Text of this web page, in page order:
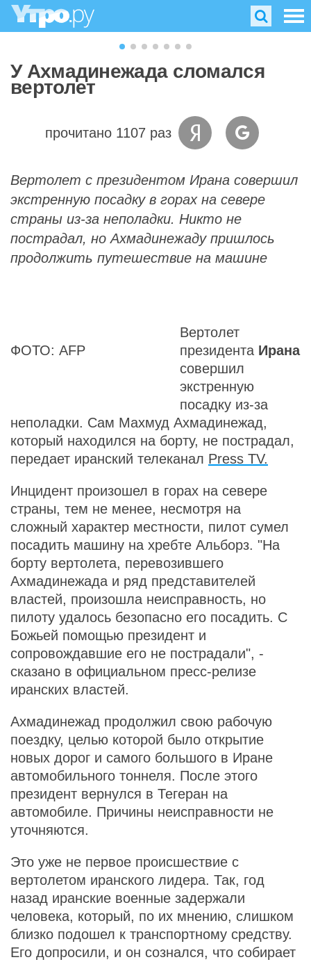
У Ахмадинежада сломался
вертолет
прочитано 1107 раз
Вертолет с президентом Ирана совершил
экстренную посадку в горах на севере
страны из-за неполадки. Никто не
пострадал, но Ахмадинежаду пришлось
продолжить путешествие на машине
ФОТО: AFP
Вертолет
президента Ирана
совершил
экстренную
посадку из-за
неполадки. Сам Махмуд Ахмадинежад,
который находился на борту, не пострадал,
передает иранский телеканал Press TV.
Инцидент произошел в горах на севере
страны, тем не менее, несмотря на
сложный характер местности, пилот сумел
посадить машину на хребте Альборз. "На
борту вертолета, перевозившего
Ахмадинежада и ряд представителей
властей, произошла неисправность, но
пилоту удалось безопасно его посадить. С
Божьей помощью президент и
сопровождавшие его не пострадали", -
сказано в официальном пресс-релизе
иранских властей.
Ахмадинежад продолжил свою рабочую
поездку, целью которой было открытие
новых дорог и самого большого в Иране
автомобильного тоннеля. После этого
президент вернулся в Тегеран на
автомобиле. Причины неисправности не
уточняются.
Это уже не первое происшествие с
вертолетом иранского лидера. Так, год
назад иранские военные задержали
человека, который, по их мнению, слишком
близко подошел к транспортному средству.
Его допросили, и он сознался, что собирает